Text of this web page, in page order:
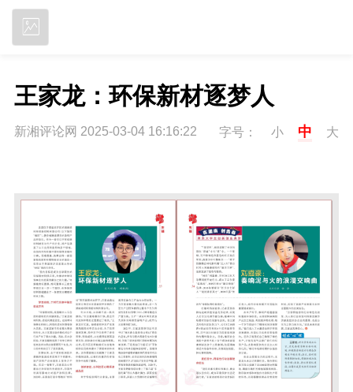
王家龙：环保新材逐梦人
新湘评论网 2025-03-04 16:16:22 字号： 小 中 大